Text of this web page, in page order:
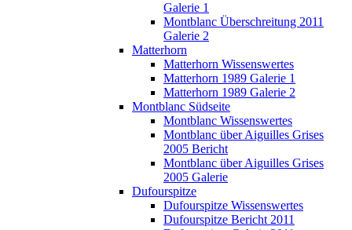
Galerie 1
Montblanc Überschreitung 2011
Galerie 2
Matterhorn
Matterhorn Wissenswertes
Matterhorn 1989 Galerie 1
Matterhorn 1989 Galerie 2
Montblanc Südseite
Montblanc Wissenswertes
Montblanc über Aiguilles Grises
2005 Bericht
Montblanc über Aiguilles Grises
2005 Galerie
Dufourspitze
Dufourspitze Wissenswertes
Dufourspitze Bericht 2011